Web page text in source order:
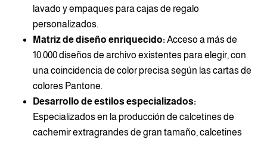
lavado y empaques para cajas de regalo
personalizados.
Matriz de diseño enriquecido: Acceso a más de
10.000 diseños de archivo existentes para elegir, con
una coincidencia de color precisa según las cartas de
colores Pantone.
Desarrollo de estilos especializados:
Especializados en la producción de calcetines de
cachemir extragrandes de gran tamaño, calcetines